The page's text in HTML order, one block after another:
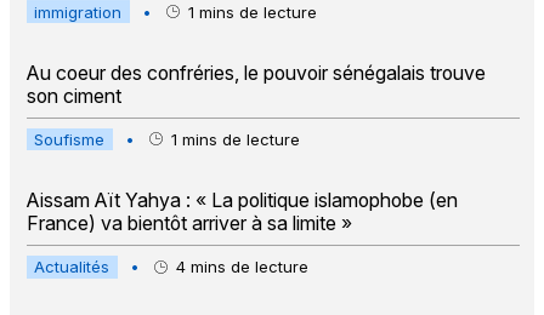
immigration • 1 mins de lecture
Au coeur des confréries, le pouvoir sénégalais trouve
son ciment
Soufisme • 1 mins de lecture
Aissam Aït Yahya : « La politique islamophobe (en
France) va bientôt arriver à sa limite »
Actualités • 4 mins de lecture